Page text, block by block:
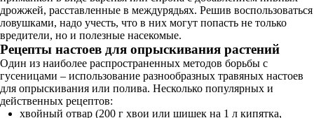
дрожжей, расставленные в междурядьях. Решив воспользоваться
ловушками, надо учесть, что в них могут попасть не только
вредители, но и полезные насекомые.
Рецепты настоев для опрыскивания растений
Один из наиболее распространенных методов борьбы с
гусеницами – использование разнообразных травяных настоев
для опрыскивания или полива. Несколько популярных и
действенных рецептов:
хвойный отвар (200 г хвои или шишек на 1 л кипятка,